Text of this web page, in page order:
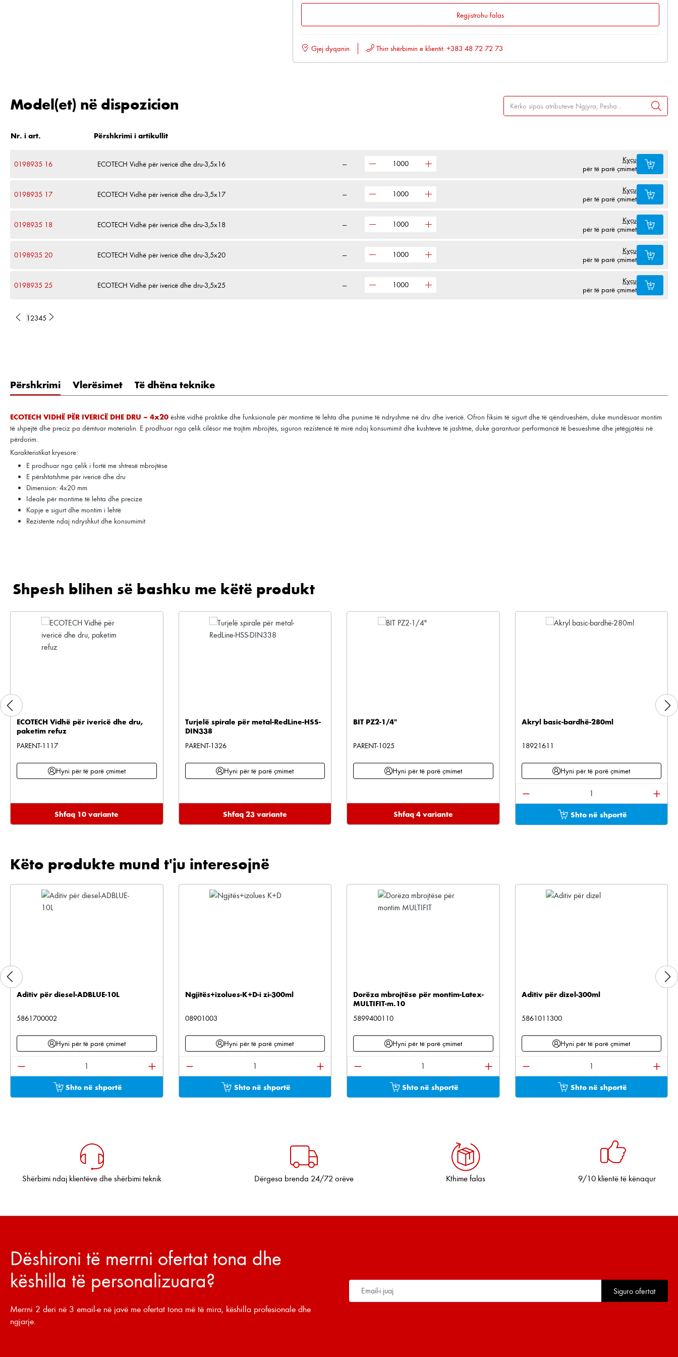
Regjistrohu falas
Gjej dyqanin Thirr shërbimin e klientit: +383 48 72 72 73
Model(et) në dispozicion
Nr. i art. Përshkrimi i artikullit
0198935 16 ECOTECH Vidhë për ivericë dhe dru-3,5x16 —
Kyçu
për të parë çmimet
0198935 17 ECOTECH Vidhë për ivericë dhe dru-3,5x17 —
Kyçu
për të parë çmimet
0198935 18 ECOTECH Vidhë për ivericë dhe dru-3,5x18 —
Kyçu
për të parë çmimet
0198935 20 ECOTECH Vidhë për ivericë dhe dru-3,5x20 —
Kyçu
për të parë çmimet
0198935 25 ECOTECH Vidhë për ivericë dhe dru-3,5x25 —
Kyçu
për të parë çmimet
1 2345
Përshkrimi Vlerësimet Të dhëna teknike
ECOTECH VIDHË PËR IVERICË DHE DRU – 4x20 është vidhë praktike dhe funksionale për montime të lehta dhe punime të ndryshme në dru dhe ivericë. Ofron fiksim të sigurt dhe të qëndrueshëm, duke mundësuar montim
të shpejtë dhe preciz pa dëmtuar materialin. E prodhuar nga çelik cilësor me trajtim mbrojtës, siguron rezistencë të mirë ndaj konsumimit dhe kushteve të jashtme, duke garantuar performancë të besueshme dhe jetëgjatësi në
përdorim.
Karakteristikat kryesore:
E prodhuar nga çelik i fortë me shtresë mbrojtëse
E përshtatshme për ivericë dhe dru
Dimension: 4x20 mm
Ideale për montime të lehta dhe precize
Kapje e sigurt dhe montim i lehtë
Rezistente ndaj ndryshkut dhe konsumimit
Shpesh blihen së bashku me këtë produkt
Kalo galerinë e produktit
ECOTECH Vidhë për ivericë dhe dru,
paketim refuz
PARENT-1117
Hyni për të parë çmimet
Shfaq 10 variante
Turjelë spirale për metal-RedLine-HSS-
DIN338
PARENT-1326
Hyni për të parë çmimet
Shfaq 23 variante
BIT PZ2-1/4"
PARENT-1025
Hyni për të parë çmimet
Shfaq 4 variante
Akryl basic-bardhë-280ml
18921611
Hyni për të parë çmimet
Sasia e produktit: Shkruani
Shto në shportë
Kalo galerinë e produktit
Këto produkte mund t'ju interesojnë
Aditiv për diesel-ADBLUE-10L
5861700002
Hyni për të parë çmimet
Sasia e produktit: Shkruani sasinë e dëshiruar ose përdorni butonat për të rritur ose ulur sasinë.
Shto në shportë
Ngjitës+izolues-K+D-i zi-300ml
08901003
Hyni për të parë çmimet
Sasia e produktit: Shkruani sasinë e dëshiruar ose përdorni butonat për të rritur ose ulur sasinë.
Shto në shportë
Dorëza mbrojtëse për montim-Latex-
MULTIFIT-m.10
5899400110
Hyni për të parë çmimet
Sasia e produktit: Shkruani sasinë e dëshiruar ose përdorni butonat për
Shto në shportë
Aditiv për dizel-300ml
5861011300
Hyni për të parë çmimet
Sasia e produktit: Shkruani
Shto në shportë
Shërbimi ndaj klientëve dhe shërbimi teknik Dërgesa brenda 24/72 orëve Kthime falas 9/10 klientë të kënaqur
Dëshironi të merrni ofertat tona dhe
këshilla të personalizuara?
Merrni 2 deri në 3 email-e në javë me ofertat tona më të mira, këshilla profesionale dhe
ngjarje.
Siguro ofertat